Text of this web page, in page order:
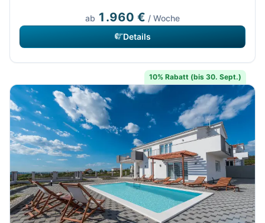
ab 1.960 € / Woche
Details
10% Rabatt (bis 30. Sept.)